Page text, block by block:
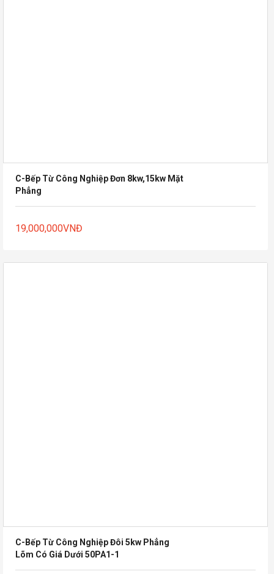
C-Bếp Từ Công Nghiệp Đơn 8kw,15kw Mặt
Phẳng
19,000,000VNĐ
C-Bếp Từ Công Nghiệp Đôi 5kw Phẳng
Lõm Có Giá Dưới 50PA1-1